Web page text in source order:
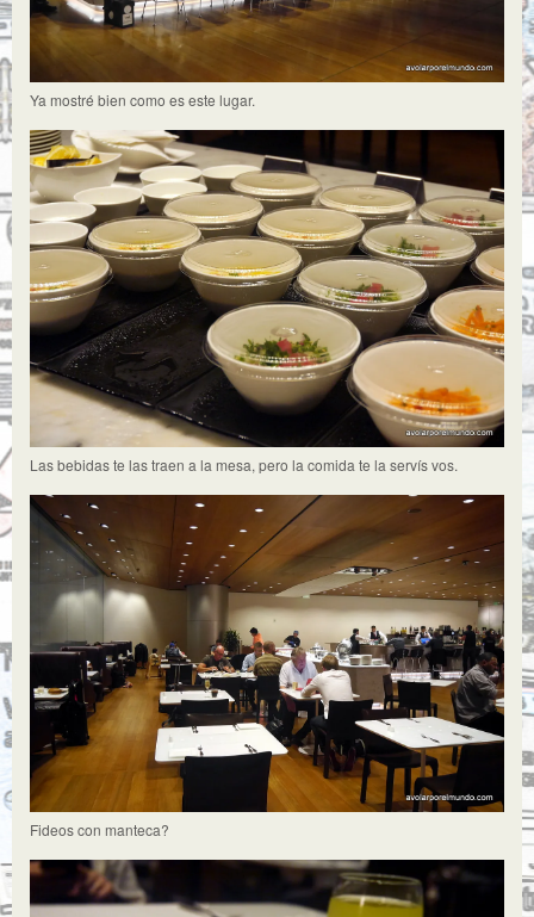
Ya mostré bien como es este lugar.
Las bebidas te las traen a la mesa, pero la comida te la servís vos.
Fideos con manteca?